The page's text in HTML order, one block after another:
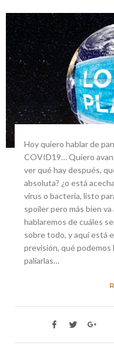
Hoy quiero hablar de
COVID19… Quiero
ver qué hay después,
absoluta? ¿o está
virus o bacteria, listo
spoiler pero más bien
hablaremos de cuáles
sobre todo, y aquí está
previsión, qué podemos
paliarlas…